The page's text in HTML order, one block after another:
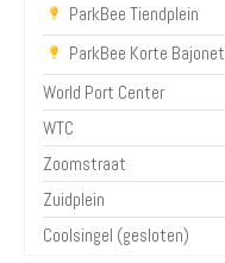
ParkBee Tiendplein
ParkBee Korte Bajonet
World Port Center
WTC
Zoomstraat
Zuidplein
Coolsingel (gesloten)